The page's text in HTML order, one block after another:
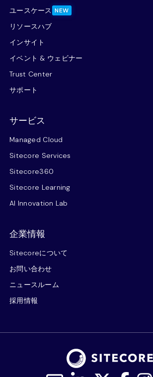
ユースケース NEW
リソースハブ
インサイト
イベント & ウェビナー
Trust Center
サポート
サービス
Managed Cloud
Sitecore Services
Sitecore360
Sitecore Learning
AI Innovation Lab
企業情報
Sitecoreについて
お問い合わせ
ニュースルーム
採用情報